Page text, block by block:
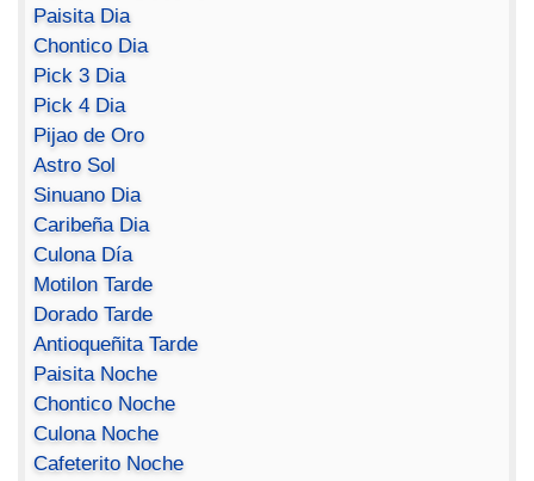
Paisita Dia
Chontico Dia
Pick 3 Dia
Pick 4 Dia
Pijao de Oro
Astro Sol
Sinuano Dia
Caribeña Dia
Culona Día
Motilon Tarde
Dorado Tarde
Antioqueñita Tarde
Paisita Noche
Chontico Noche
Culona Noche
Cafeterito Noche